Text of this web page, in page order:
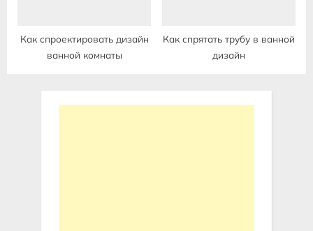
Как спроектировать дизайн
ванной комнаты
Как спрятать трубу в ванной
дизайн